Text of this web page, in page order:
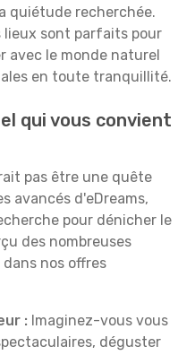
quiétude recherchée.
lieux sont parfaits pour
avec le monde naturel
en toute tranquillité.
qui vous convient
pas être une quête
avancés d'eDreams,
pour dénicher le
des nombreuses
nos offres
: Imaginez-vous vous
déguster